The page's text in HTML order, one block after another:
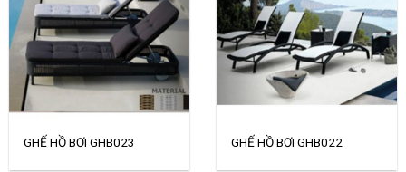
GHẾ HỒ BƠI GHB023 GHẾ HỒ BƠI GHB022